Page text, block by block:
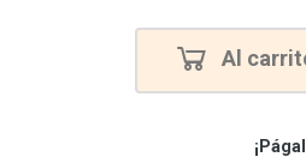
Al